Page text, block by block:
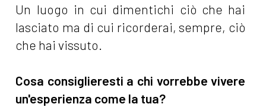
Un luogo in cui dimentichi ciò che hai
lasciato ma di cui ricorderai, sempre, ciò
che hai vissuto.
Cosa consiglieresti a chi vorrebbe vivere
un'esperienza come la tua?